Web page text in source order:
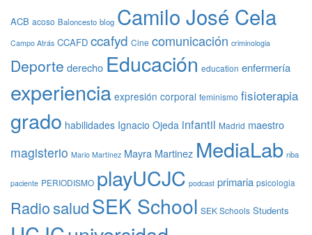
ACB acoso Baloncesto blog Camilo José Cela
Campo Atrás CCAFD ccafyd Cine comunicación criminologia
Deporte derecho Educación education enfermería
experiencia expresión corporal feminismo fisioterapia
grado habilidades Ignacio Ojeda infantil Madrid maestro
magisterio Mario Martínez Mayra Martinez MediaLab nba
paciente PERIODISMO playUCJC podcast primaria psicologia
RadiosaludSEK School SEK Schools Students